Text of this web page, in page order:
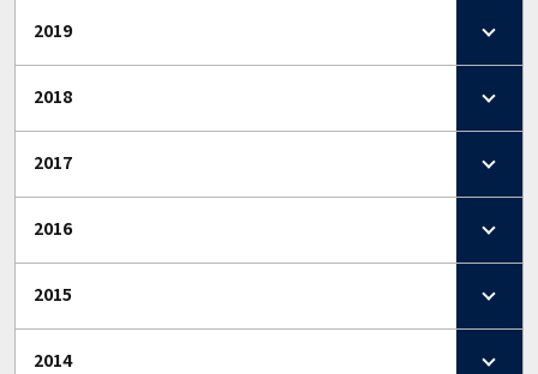
2019
2018
2017
2016
2015
2014